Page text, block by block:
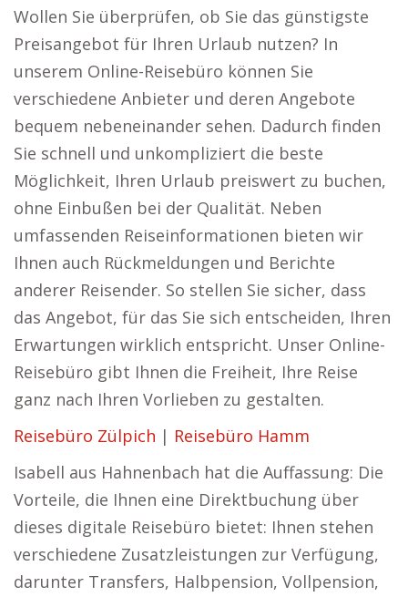
Wollen Sie überprüfen, ob Sie das günstigste
Preisangebot für Ihren Urlaub nutzen? In
unserem Online-Reisebüro können Sie
verschiedene Anbieter und deren Angebote
bequem nebeneinander sehen. Dadurch finden
Sie schnell und unkompliziert die beste
Möglichkeit, Ihren Urlaub preiswert zu buchen,
ohne Einbußen bei der Qualität. Neben
umfassenden Reiseinformationen bieten wir
Ihnen auch Rückmeldungen und Berichte
anderer Reisender. So stellen Sie sicher, dass
das Angebot, für das Sie sich entscheiden, Ihren
Erwartungen wirklich entspricht. Unser Online-
Reisebüro gibt Ihnen die Freiheit, Ihre Reise
ganz nach Ihren Vorlieben zu gestalten.
Reisebüro Zülpich | Reisebüro Hamm
Isabell aus Hahnenbach hat die Auffassung: Die
Vorteile, die Ihnen eine Direktbuchung über
dieses digitale Reisebüro bietet: Ihnen stehen
verschiedene Zusatzleistungen zur Verfügung,
darunter Transfers, Halbpension, Vollpension,